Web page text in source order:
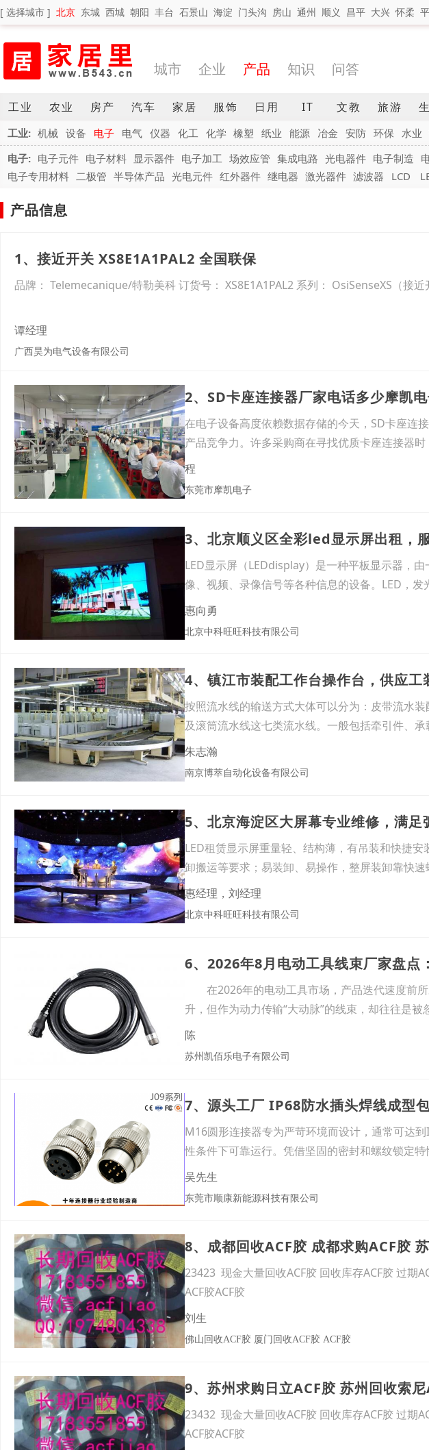
[ 选择城市 ] 北京 东城 西城 朝阳 丰台 石景山 海淀 门头沟 房山 通州 顺义 昌平 大兴 怀柔
城市 企业 产品 知识 问答
工业 农业 房产 汽车 家居 服饰 日用 IT 文教 旅游
工业: 机械 设备 电子 电气 仪器 化工 化学 橡塑 纸业 能源 冶金 安防 环保 水业
电子: 电子元件 电子材料 显示器件 电子加工 场效应管 集成电路 光电器件 电子制造
电子专用材料 二极管 半导体产品 光电元件 红外器件 继电器 激光器件 滤波器 LCD
产品信息
1、接近开关 XS8E1A1PAL2 全国联保
品牌： Telemecanique/特勒美科 订货号： XS8E1A1PAL2 系列： OsiSenseXS（接近
谭经理
广西昊为电气设备有限公司
2、SD卡座连接器厂家电话多少摩凯
在电子设备高度依赖数据存储的今天，SD卡座连
产品竞争力。许多采购商在寻找优质卡座连接器
器厂
程
东莞市摩凯电子
3、北京顺义区全彩led显示屏出租，
LED显示屏（LEDdisplay）是一种平板显示器，
像、视频、录像信号等各种信息的设备。LED，
惠向勇
北京中科旺旺科技有限公司
4、镇江市装配工作台操作台，供应工
按照流水线的输送方式大体可以分为：皮带流水
及滚筒流水线这七类流水线。一般包括牵引件、
等组
朱志瀚
南京博萃自动化设备有限公司
LED租赁显示屏重量轻、结构薄，有吊装和快捷
卸搬运等要求；易装卸、易操作，整屏装卸靠快
拼
惠经理，刘经理
北京中科旺旺科技有限公司
在2026年的电动工具市场，产品迭代速度前所
升，但作为动力传输“大动脉”的线束，却往往
陈
苏州凯佰乐电子有限公司
M16圆形连接器专为严苛环境而设计，通常可达
性条件下可靠运行。凭借坚固的密封和螺纹锁定
吴先生
东莞市顺康新能源科技有限公司
23423 现金大量回收ACF胶 回收库存ACF胶 过期
ACF胶ACF胶
刘生
佛山回收ACF胶 厦门回收ACF胶 ACF胶
23432 现金大量回收ACF胶 回收库存ACF胶 过期
ACF胶ACF胶